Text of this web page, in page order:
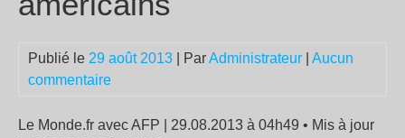
Publié le 29 août 2013 | ParAdministrateur
Aucun
commentaire
Le Monde.fr avec AFP | 29.08.2013 à 04h49 • Mis à jour